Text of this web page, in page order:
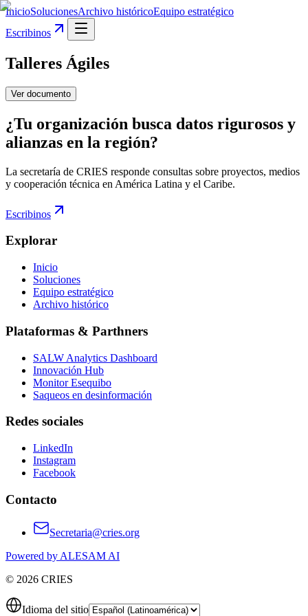
InicioSolucionesArchivo históricoEquipo estratégico
Escribinos
Talleres Ágiles
Ver documento
¿Tu organización busca datos rigurosos y
alianzas en la región?
La secretaría de CRIES responde consultas sobre proyectos, medios
y cooperación técnica en América Latina y el Caribe.
Escribinos
Explorar
Inicio
Soluciones
Equipo estratégico
Archivo histórico
Plataformas & Parthners
SALW Analytics Dashboard
Innovación Hub
Monitor Esequibo
Saqueos en desinformación
Redes sociales
LinkedIn
Instagram
Facebook
Contacto
Secretaria@cries.org
Powered by ALESAM AI
© 2026 CRIES
Idioma del sitio